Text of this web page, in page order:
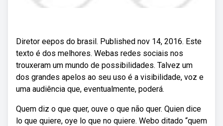
Diretor eepos do brasil. Published nov 14, 2016. Este
texto é dos melhores. Webas redes sociais nos
trouxeram um mundo de possibilidades. Talvez um
dos grandes apelos ao seu uso é a visibilidade, voz e
uma audiência que, eventualmente, poderá.
Quem diz o que quer, ouve o que não quer. Quien dice
lo que quiere, oye lo que no quiere. Webo ditado “quem